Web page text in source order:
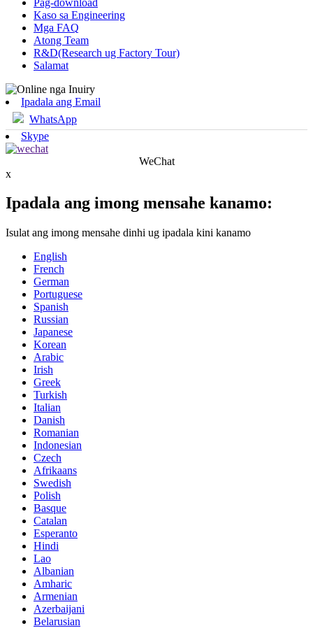
Kaso sa Engineering
Mga FAQ
Atong Team
R&D(Research ug Factory Tour)
Salamat
Ipadala ang Email
WhatsApp
Skype
WeChat
x
Ipadala ang imong mensahe kanamo:
Isulat ang imong mensahe dinhi ug ipadala kini kanamo
English
French
German
Portuguese
Spanish
Russian
Japanese
Korean
Arabic
Irish
Greek
Turkish
Italian
Danish
Romanian
Indonesian
Czech
Afrikaans
Swedish
Polish
Basque
Catalan
Esperanto
Hindi
Lao
Albanian
Amharic
Armenian
Azerbaijani
Belarusian